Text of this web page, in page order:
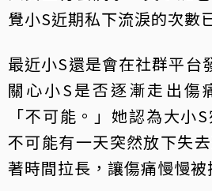
覺小S近期私下流淚的次數
最近小S還是會在社群平台
關心小S是否逐漸走出傷
「不可能。」她認為大小
不可能有一天突然放下失
著時間拉長，讓傷痛慢慢被